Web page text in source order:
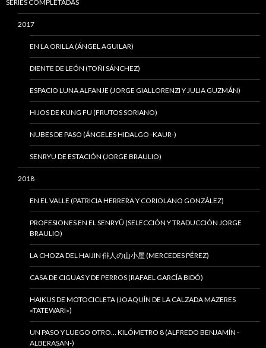
SERIES COMPLETADAS
2017
EN LA ORILLA (ÁNGEL AGUILAR)
DIENTE DE LEÓN (TOÑI SÁNCHEZ)
ESPACIO LUNA ALFANJE (JORGE GIALLORENZI Y JULIA GUZMÁN)
HIJOS DE KUNG FU (FRUTOS SORIANO)
NUBES DE PASO (ÁNGELES HIDALGO -KAUR-)
SENRYU DE ESTACIÓN (JORGE BRAULIO)
2018
EN EL VALLE (PATRICIA HERRERA Y CORIOLANO GONZÁLEZ)
PROFESIONES EN EL SENRYÛ (SELECCIÓN Y TRADUCCIÓN JORGE
BRAULIO)
LA CHOZA DEL HAIJIN 俳人の山小屋 (MERCEDES PÉREZ)
CASA DE CIGUAS Y DE PERROS (RAFAEL GARCÍA BIDÓ)
HAIKUS DE MOTOCICLETA (JOAQUÍN DE LA CALZADA MAZERES
«TATEWARI»)
UN PASO Y LUEGO OTRO… KILÓMETRO 8 (ALFREDO BENJAMÍN -
ALBERASAN-)